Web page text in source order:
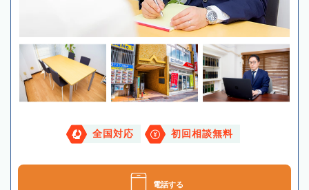
全国対応 初回相談無料
電話する